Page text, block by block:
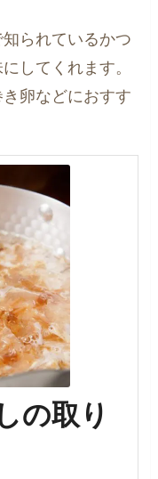
られているかつ
してくれます。
卵などにおすす
の取り